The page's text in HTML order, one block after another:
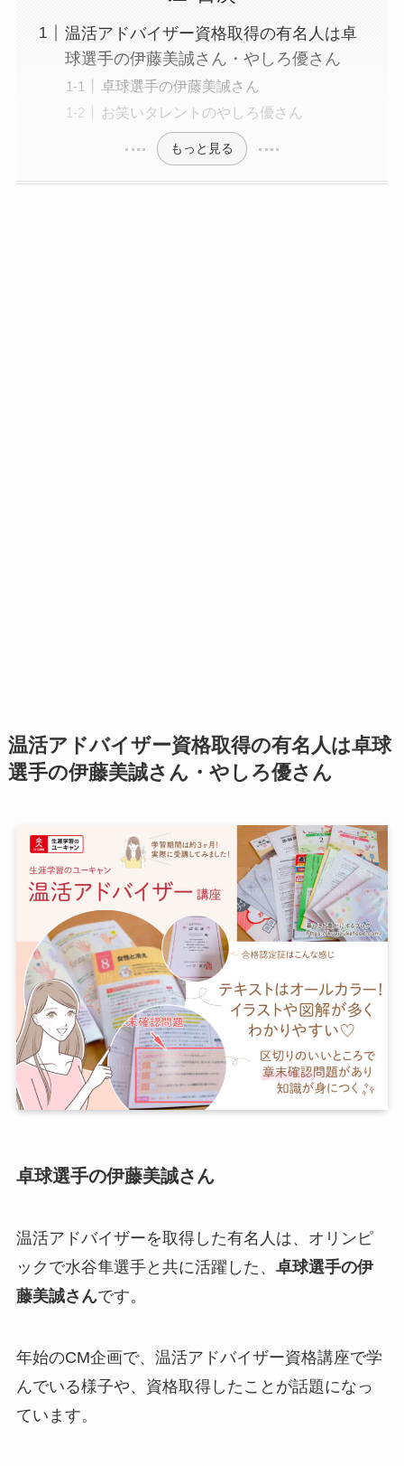
温活アドバイザー資格取得の有名人は卓
球選手の伊藤美誠さん・やしろ優さん
卓球選手の伊藤美誠さん
お笑いタレントのやしろ優さん
もっと見る
温活アドバイザー資格取得の有名人は卓球
選手の伊藤美誠さん・やしろ優さん
卓球選手の伊藤美誠さん
温活アドバイザーを取得した有名人は、オリンピ
ックで水谷隼選手と共に活躍した、 卓球選手の伊
藤美誠さんです。
年始のCM企画で、温活アドバイザー資格講座で学
んでいる様子や、資格取得したことが話題になっ
ています。